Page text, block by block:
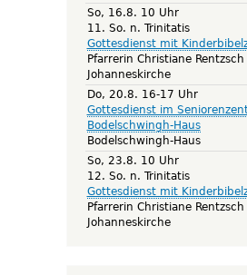
So, 16.8. 10 Uhr
11. So. n. Trinitatis
Gottesdienst mit
Pfarrerin Christiane Rentzsch
Johanneskirche
Do, 20.8. 16-17 Uhr
Gottesdienst im
Bodelschwingh-Haus
Bodelschwingh-Haus
So, 23.8. 10 Uhr
12. So. n. Trinitatis
Gottesdienst mit
Pfarrerin Christiane Rentzsch
Johanneskirche